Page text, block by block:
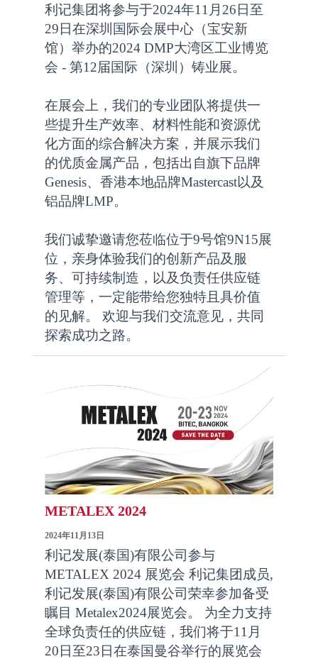
利记集团将参与于2024年11月26日至
29日在深圳国际会展中心（宝安新
馆）举办的2024 DMP大湾区工业博览
会 - 第12届国际（深圳）铸业展。
在展会上，我们的专业团队将提供一
些提升生产效率、材料性能和资源优
化方面的综合解决方案，并展示我们
的优质金属产品，包括出自旗下品牌
Genesis、香港本地品牌Mastercast以及
铝品牌LMP。
我们诚挚邀请您莅临位于9号馆9N15展
位，亲身体验我们的创新产品及服
务、可持续制造，以及负责任供应链
管理等，一定能带给您独特且具价值
的见解。 欢迎与我们交流意见，共同
探索成功之路。
METALEX 2024
2024年11月13日
利记发展(泰国)有限公司参与
METALEX 2024 展览会 利记集团成员,
利记发展(泰国)有限公司荣幸参加备受
瞩目 Metalex2024展览会。 为全力支持
全球负责任的供应链，我们将于11月
20日至23日在泰国曼谷举行的展览会